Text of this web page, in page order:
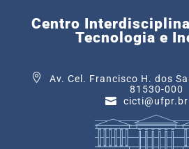
Centro
Tecnologia e
Av. Cel. Francisco H. dos
81530-000
cicti@ufpr.br